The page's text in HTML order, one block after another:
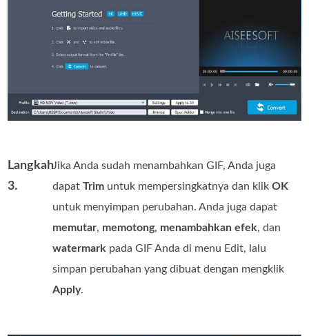
Langkah
3.
Jika Anda sudah menambahkan GIF, Anda juga
dapatTrim untuk mempersingkatnya dan klikOK
untuk menyimpan perubahan. Anda juga dapat
memutar, memotong, menambahkan efek, dan
watermark pada GIF Anda di menu Edit, lalu
simpan perubahan yang dibuat dengan mengklik
Apply.